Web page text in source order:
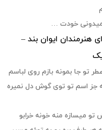
خودت …
هنرمندان ایوان بند –
تو جا بمونه بازم روی لباسم
جز اسم تو توی گوش دل نمیره
تو میسازه منه خونه خرابو